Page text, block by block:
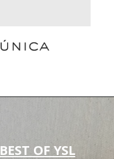
BEST OF YSL